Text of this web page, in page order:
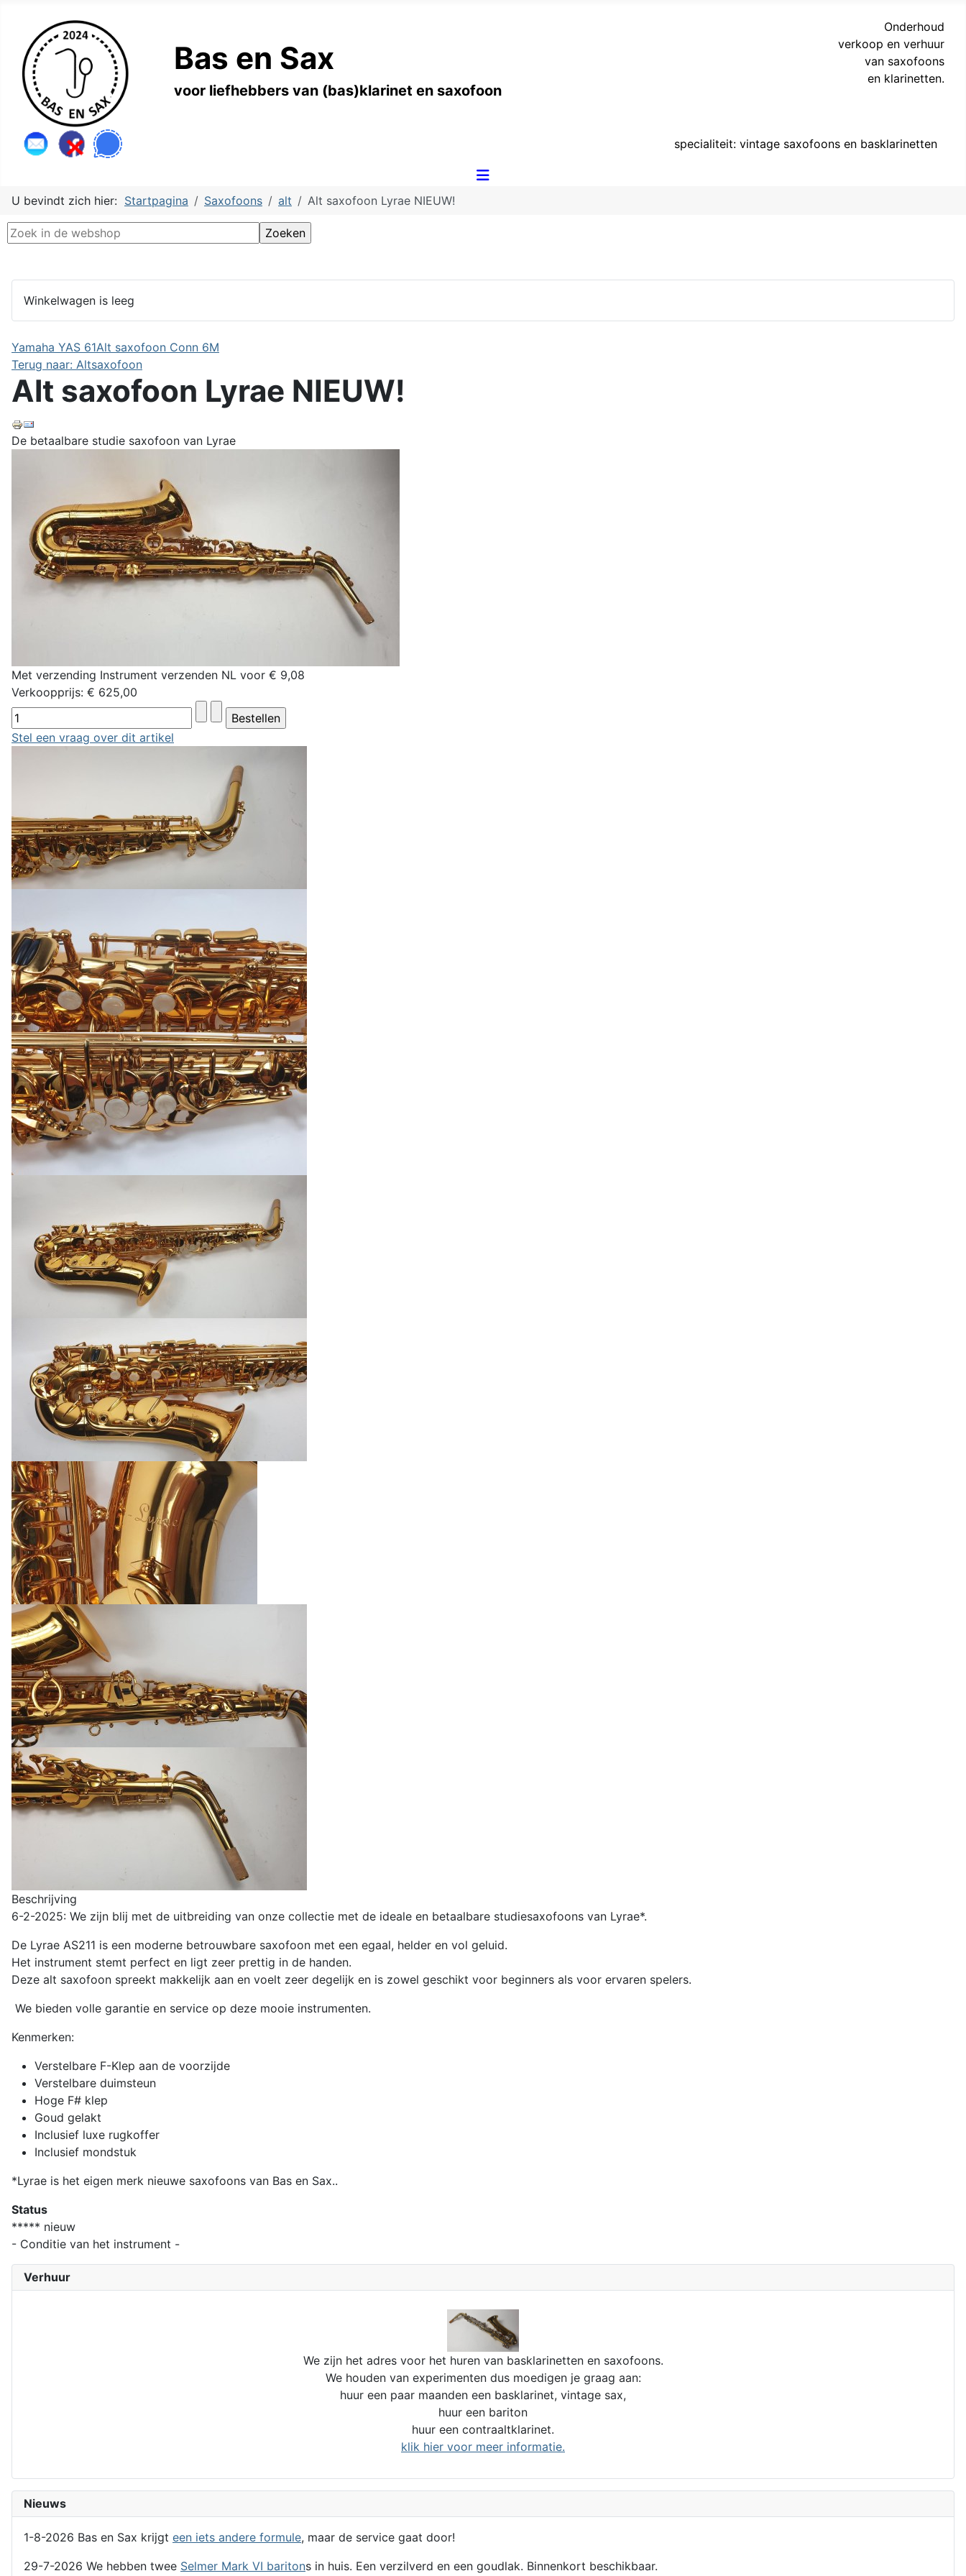
Bas en Sax
voor liefhebbers van (bas)klarinet en saxofoon
Onderhoud
verkoop en verhuur
van saxofoons
en klarinetten.
specialiteit: vintage saxofoons en basklarinetten
U bevindt zich hier: Startpagina Saxofoons alt Alt saxofoon Lyrae NIEUW!
Winkelwagen is leeg
Verhuur
We zijn het adres voor het huren van basklarinetten en saxofoons.
We houden van experimenten dus moedigen je graag aan:
huur een paar maanden een basklarinet, vintage sax,
huur een bariton
huur een contraaltklarinet.
klik hier voor meer informatie.
Nieuws
1-8-2026 Bas en Sax krijgt een iets andere formule, maar de service gaat door!
29-7-2026 We hebben twee Selmer Mark VI baritons in huis. Een verzilverd en een goudlak. Binnenkort beschikbaar.
Yamaha YAS 61Alt saxofoon Conn 6M
Terug naar: Altsaxofoon
Alt saxofoon Lyrae NIEUW!
De betaalbare studie saxofoon van Lyrae
Met verzending Instrument verzenden NL voor € 9,08
Verkoopprijs: € 625,00
Stel een vraag over dit artikel
Beschrijving
6-2-2025: We zijn blij met de uitbreiding van onze collectie met de ideale en betaalbare studiesaxofoons van Lyrae*.
De Lyrae AS211 is een moderne betrouwbare saxofoon met een egaal, helder en vol geluid.
Het instrument stemt perfect en ligt zeer prettig in de handen.
Deze alt saxofoon spreekt makkelijk aan en voelt zeer degelijk en is zowel geschikt voor beginners als voor ervaren spelers.
We bieden volle garantie en service op deze mooie instrumenten.
Kenmerken:
Verstelbare F-Klep aan de voorzijde
Verstelbare duimsteun
Hoge F# klep
Goud gelakt
Inclusief luxe rugkoffer
Inclusief mondstuk
*Lyrae is het eigen merk nieuwe saxofoons van Bas en Sax..
Status
***** nieuw
- Conditie van het instrument -